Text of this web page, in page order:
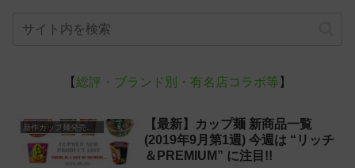
【総評・ブランド別・有名店コラボ等 】
新作カップ麺発売予定
【最新】カップ麺 新商品一覧
(2019年9月第1週) 今週は “リッチ
＆PREMIUM” に注目!!